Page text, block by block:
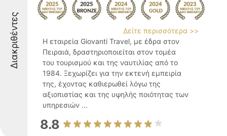
Διακριθέντες
Δείτε περισσότερα >>
Η εταιρεία Giovanti Travel, με έδρα στον
Πειραιά, δραστηριοποιείται στον τομέα
του τουρισμού και της ναυτιλίας από το
1984. Ξεχωρίζει για την εκτενή εμπειρία
της, έχοντας καθιερωθεί λόγω της
αξιοπιστίας και της υψηλής ποιότητας των
υπηρεσιών ...
8.8